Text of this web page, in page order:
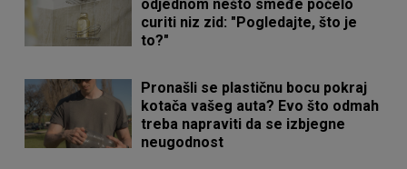
odjednom nešto smeđe počelo
curiti niz zid: "Pogledajte, što je
to?"
Pronašli se plastičnu bocu pokraj
kotača vašeg auta? Evo što odmah
treba napraviti da se izbjegne
neugodnost